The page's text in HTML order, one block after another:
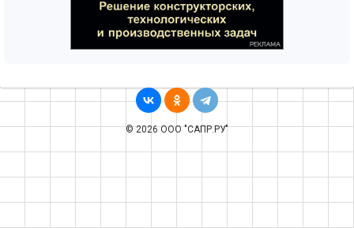
© 2026 ООО "САПР.РУ"